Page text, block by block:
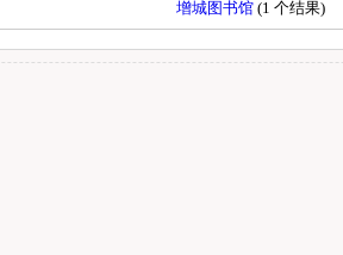
增城图书馆(1 个结果)